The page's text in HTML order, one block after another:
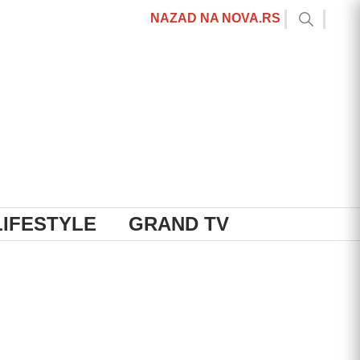
NAZAD NA NOVA.RS
GRAND TV